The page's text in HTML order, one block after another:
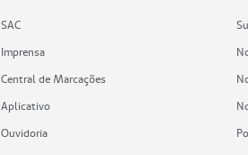
SAC
Imprensa
Central de Marcações
Aplicativo
Ouvidoria